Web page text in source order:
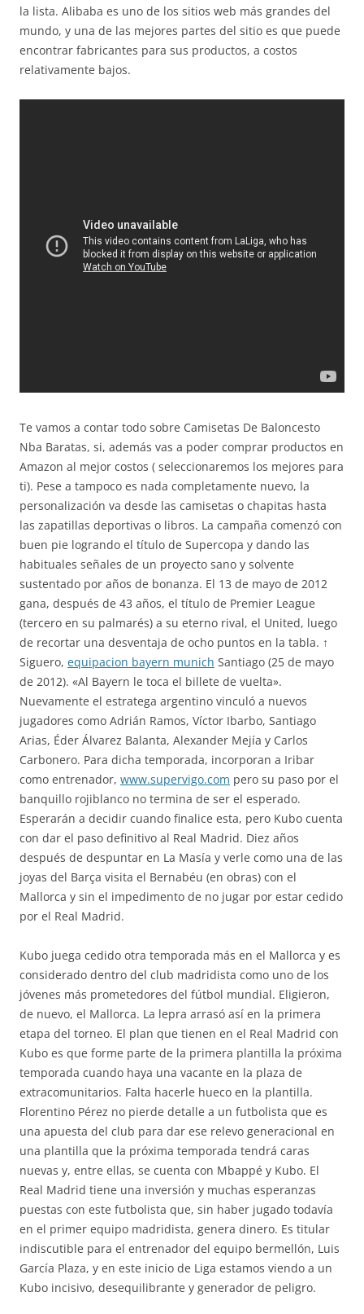
la lista. Alibaba es uno de los sitios web más grandes del
mundo, y una de las mejores partes del sitio es que puede
encontrar fabricantes para sus productos, a costos
relativamente bajos.
Te vamos a contar todo sobre Camisetas De Baloncesto
Nba Baratas, si, además vas a poder comprar productos en
Amazon al mejor costos ( seleccionaremos los mejores para
ti). Pese a tampoco es nada completamente nuevo, la
personalización va desde las camisetas o chapitas hasta
las zapatillas deportivas o libros. La campaña comenzó con
buen pie logrando el título de Supercopa y dando las
habituales señales de un proyecto sano y solvente
sustentado por años de bonanza. El 13 de mayo de 2012
gana, después de 43 años, el título de Premier League
(tercero en su palmarés) a su eterno rival, el United, luego
de recortar una desventaja de ocho puntos en la tabla. ↑
Siguero, equipacion bayern munich Santiago (25 de mayo
de 2012). «Al Bayern le toca el billete de vuelta».
Nuevamente el estratega argentino vinculó a nuevos
jugadores como Adrián Ramos, Víctor Ibarbo, Santiago
Arias, Éder Álvarez Balanta, Alexander Mejía y Carlos
Carbonero. Para dicha temporada, incorporan a Iribar
como entrenador, www.supervigo.com pero su paso por el
banquillo rojiblanco no termina de ser el esperado.
Esperarán a decidir cuando finalice esta, pero Kubo cuenta
con dar el paso definitivo al Real Madrid. Diez años
después de despuntar en La Masía y verle como una de las
joyas del Barça visita el Bernabéu (en obras) con el
Mallorca y sin el impedimento de no jugar por estar cedido
por el Real Madrid.
Kubo juega cedido otra temporada más en el Mallorca y es
considerado dentro del club madridista como uno de los
jóvenes más prometedores del fútbol mundial. Eligieron,
de nuevo, el Mallorca. La lepra arrasó así en la primera
etapa del torneo. El plan que tienen en el Real Madrid con
Kubo es que forme parte de la primera plantilla la próxima
temporada cuando haya una vacante en la plaza de
extracomunitarios. Falta hacerle hueco en la plantilla.
Florentino Pérez no pierde detalle a un futbolista que es
una apuesta del club para dar ese relevo generacional en
una plantilla que la próxima temporada tendrá caras
nuevas y, entre ellas, se cuenta con Mbappé y Kubo. El
Real Madrid tiene una inversión y muchas esperanzas
puestas con este futbolista que, sin haber jugado todavía
en el primer equipo madridista, genera dinero. Es titular
indiscutible para el entrenador del equipo bermellón, Luis
García Plaza, y en este inicio de Liga estamos viendo a un
Kubo incisivo, desequilibrante y generador de peligro.